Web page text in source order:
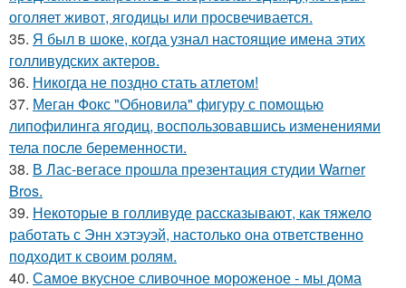
оголяет живот, ягодицы или просвечивается.
35. Я был в шоке, когда узнал настоящие имена этих
голливудских актеров.
36. Никогда не поздно стать атлетом!
37. Меган Фокс "Обновила" фигуру с помощью
липофилинга ягодиц, воспользовавшись изменениями
тела после беременности.
38. В Лас-вегасе прошла презентация студии Warner
Bros.
39. Некоторые в голливуде рассказывают, как тяжело
работать с Энн хэтэуэй, настолько она ответственно
подходит к своим ролям.
40. Самое вкусное сливочное мороженое - мы дома